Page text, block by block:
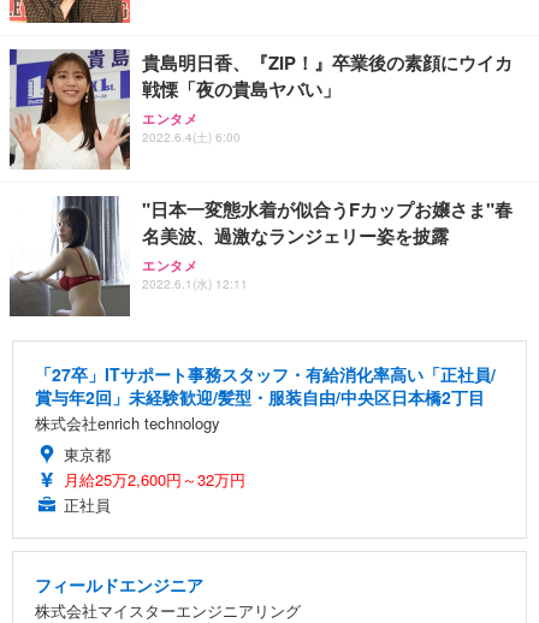
貴島明日香、『ZIP！』卒業後の素顔にウイカ
戦慄「夜の貴島ヤバい」
エンタメ
2022.6.4(土) 6:00
"日本一変態水着が似合うFカップお嬢さま"春
名美波、過激なランジェリー姿を披露
エンタメ
2022.6.1(水) 12:11
「27卒」ITサポート事務スタッフ・有給消化率高い「正社員/
賞与年2回」未経験歓迎/髪型・服装自由/中央区日本橋2丁目
株式会社enrich technology
東京都
月給25万2,600円～32万円
正社員
フィールドエンジニア
株式会社マイスターエンジニアリング